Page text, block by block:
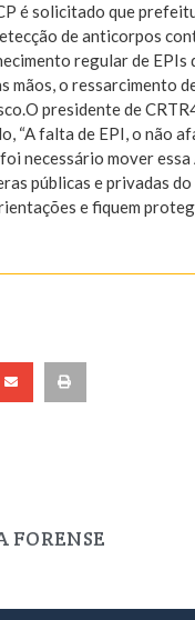
é solicitado que
de anticorpos
regular de EPIs
mãos, o ressarcimento
presidente de
“A falta de EPI, o não
necessário mover
públicas e privadas
e fiquem
FORENSE